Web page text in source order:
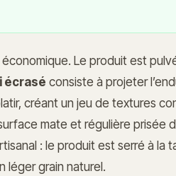
Le produit est
écrasé consiste à projeter
créant un jeu de textures
mate et régulière prisée
: le produit est serré à la
léger grain naturel.